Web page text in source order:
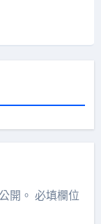
開。 必填欄位